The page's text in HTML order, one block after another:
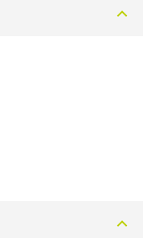
dekorative Verbindung